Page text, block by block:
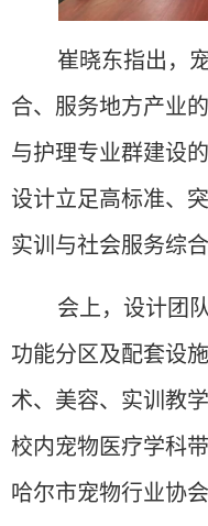
崔晓东指出，
合、服务地方产业
与护理专业群建设
设计立足高标准、
实训与社会服务综合
会上，设计团
功能分区及配套设
术、美容、实训教
校内宠物医疗学科
哈尔市宠物行业协